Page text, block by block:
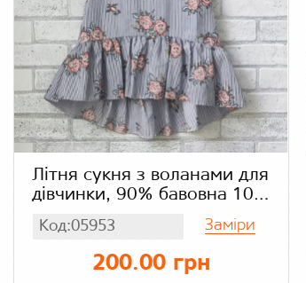
Літня сукня з воланами для
дівчинки, 90% бавовна 10%
Код:05953 Заміри
200.00 грн